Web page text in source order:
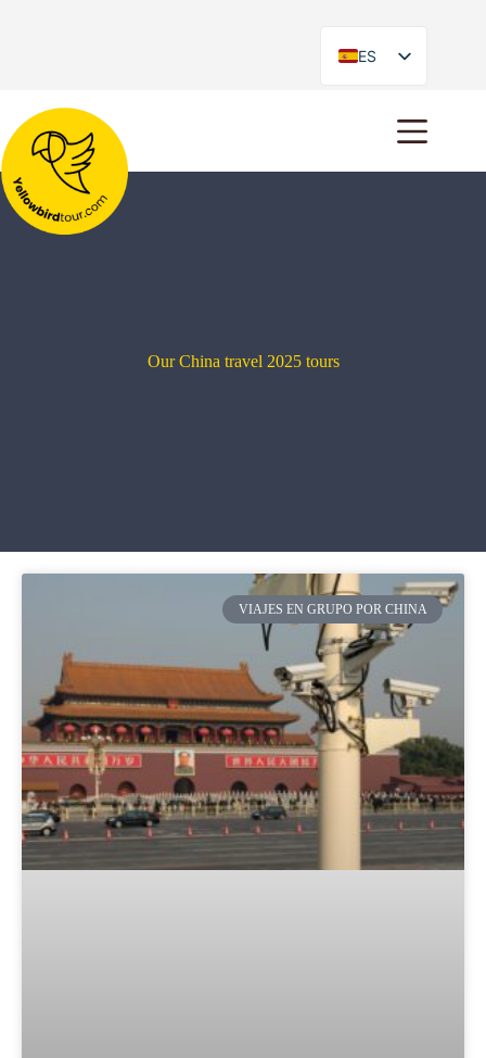
ES
EN
Our China travel 2025 tours
VIAJES EN GRUPO POR CHINA